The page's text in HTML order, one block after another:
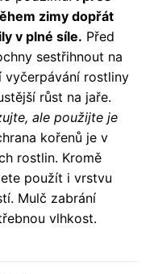
zimy dopřát
v plné síle. Před
sestřihnout na
vyčerpávání rostliny
růst na jaře.
ale použijte je
kořenů je v
rostlin. Kromě
použít i vrstvu
Mulč zabrání
vlhkost.